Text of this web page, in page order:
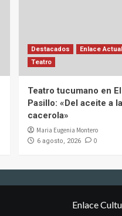
Destacados
Enlace
Teatro
Teatro tucumano en El
Pasillo: «Del aceite a la
cacerola»
Maria Eugenia Montero
6 agosto, 2026 0
Enlace